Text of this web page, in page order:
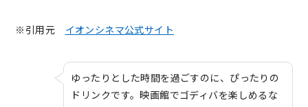
※引用元 イオンシネマ公式サイト
ゆったりとした時間を過ごすのに、ぴったりの
ドリンクです。映画館でゴディバを楽しめるな